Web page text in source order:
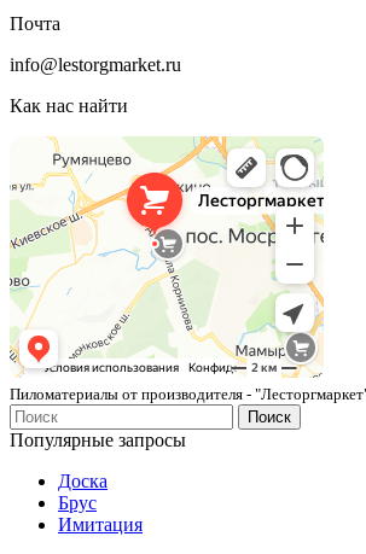
Почта
info@lestorgmarket.ru
Как нас найти
Лесторгмаркет
Пиломатериалы в Москве
Пиломатериалы от производителя -
Поиск
Популярные запросы
Доска
Брус
Имитация